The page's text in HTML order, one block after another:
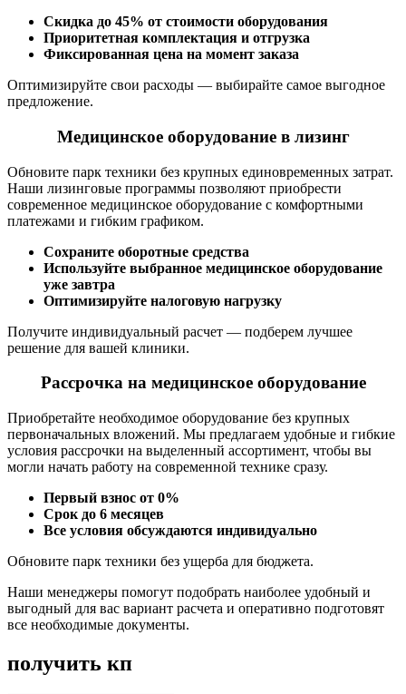
Скидка до 45% от стоимости оборудования
Приоритетная комплектация и отгрузка
Фиксированная цена на момент заказа
Оптимизируйте свои расходы — выбирайте самое выгодное
предложение.
Медицинское оборудование в лизинг
Обновите парк техники без крупных единовременных затрат.
Наши лизинговые программы позволяют приобрести
современное медицинское оборудование с комфортными
платежами и гибким графиком.
Сохраните оборотные средства
Используйте выбранное медицинское оборудование
уже завтра
Оптимизируйте налоговую нагрузку
Получите индивидуальный расчет — подберем лучшее
решение для вашей клиники.
Рассрочка на медицинское оборудование
Приобретайте необходимое оборудование без крупных
первоначальных вложений. Мы предлагаем удобные и гибкие
условия рассрочки на выделенный ассортимент, чтобы вы
могли начать работу на современной технике сразу.
Первый взнос от 0%
Срок до 6 месяцев
Все условия обсуждаются индивидуально
Обновите парк техники без ущерба для бюджета.
Наши менеджеры помогут подобрать наиболее удобный и
выгодный для вас вариант расчета и оперативно подготовят
все необходимые документы.
получить кп